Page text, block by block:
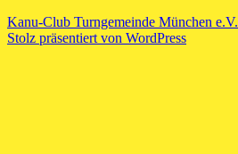
Kanu-Club Turngemeinde München e.V.
Stolz präsentiert von WordPress